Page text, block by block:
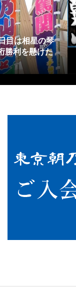
目は相星の琴
勝利を懸けた